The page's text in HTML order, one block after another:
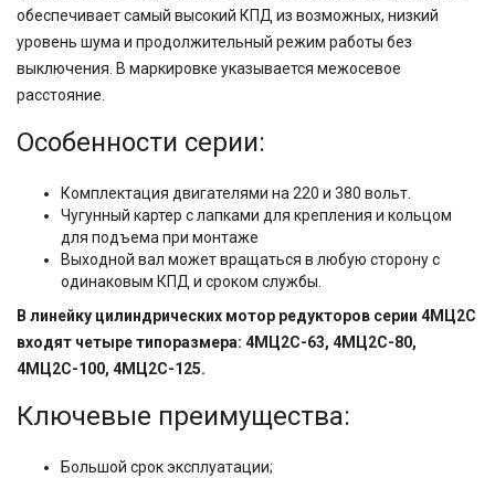
обеспечивает самый высокий КПД из возможных, низкий
уровень шума и продолжительный режим работы без
выключения. В маркировке указывается межосевое
расстояние.
Особенности серии:
Комплектация двигателями на 220 и 380 вольт.
Чугунный картер с лапками для крепления и кольцом
для подъема при монтаже
Выходной вал может вращаться в любую сторону с
одинаковым КПД и сроком службы.
В линейку цилиндрических мотор редукторов серии 4МЦ2С
входят четыре типоразмера: 4МЦ2С-63, 4МЦ2С-80,
4МЦ2С-100, 4МЦ2С-125.
Ключевые преимущества:
Большой срок эксплуатации;